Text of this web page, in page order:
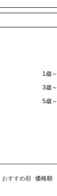
1歳～
3歳～
5歳～
おすすめ順 価格順